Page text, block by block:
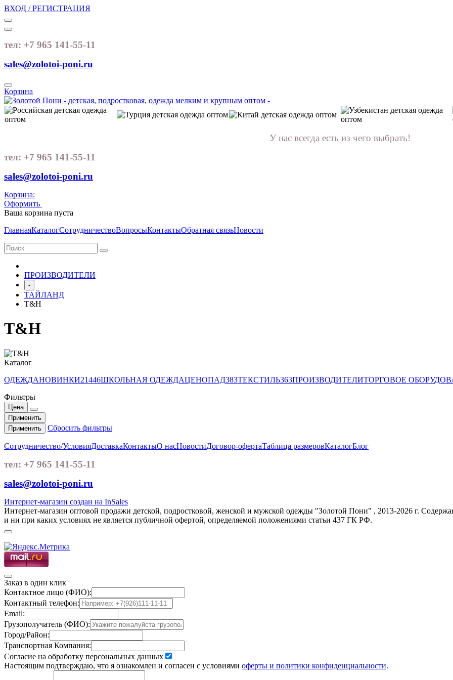
ВХОД / РЕГИСТРАЦИЯ
тел: +7 965 141-55-11
sales@zolotoi-poni.ru
Корзина
У нас всегда есть из чего выбрать!
тел: +7 965 141-55-11
sales@zolotoi-poni.ru
Корзина:
Оформить
Ваша корзина пуста
ГлавнаяКаталогСотрудничествоВопросыКонтактыОбратная связьНовости
ПРОИЗВОДИТЕЛИ
-
ТАЙЛАНД
T&H
T&H
Каталог
ОДЕЖДАНОВИНКИ21446ШКОЛЬНАЯ ОДЕЖДАЦЕНОПАД383ТЕКСТИЛЬ363ПРОИЗВОДИТЕЛИТОРГОВОЕ
Фильтры
Цена
Применить
Применить
Сбросить фильтры
Сотрудничество/УсловияДоставкаКонтактыО насНовостиДоговор-офертаТаблица размеровКаталогБлог
тел: +7 965 141-55-11
sales@zolotoi-poni.ru
Интернет-магазин создан на InSales
Интернет-магазин оптовой продажи детской, подростковой, женской и мужской одежды "Золотой Пони" , 2013-2026 г.
и ни при каких условиях не является публичной офертой, определяемой положениями статьи 437 ГК РФ.
Заказ в один клик
Контактное лицо (ФИО):
Контактный телефон:
Email:
Грузополучатель (ФИО):
Город/Район:
Транспортная Компания:
Согласие на обработку персональных данных
Настоящим подтверждаю, что я ознакомлен и согласен с условиями оферты и политики конфиденциальности.